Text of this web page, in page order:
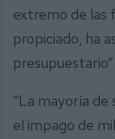
extremo de las
propiciado, ha
“La mayoría
el impago de